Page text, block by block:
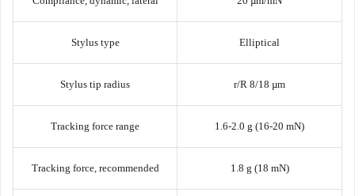
Stylus type Elliptical
Stylus tip radius r/R 8/18 µm
Tracking force range 1.6-2.0 g (16-20 mN)
Tracking force, recommended 1.8 g (18 mN)